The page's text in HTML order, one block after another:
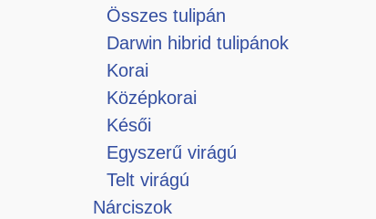
Összes tulipán
Darwin hibrid tulipánok
Korai
Középkorai
Késői
Egyszerű virágú
Telt virágú
Nárciszok